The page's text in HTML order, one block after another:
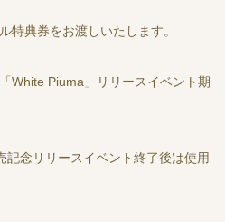
特典券をお渡しいたします。
White Piuma」リリースイベント期
念リリースイベント終了後は使用